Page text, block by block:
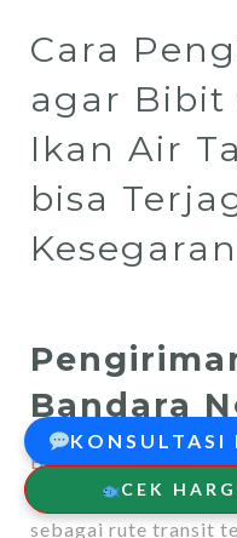
Cara
agar Bibit
Ikan Air
bisa
Bandara
Bandara Ngurah Rai
wilayah tengah &
sebagai rute transit
KONSULTASI
CEK